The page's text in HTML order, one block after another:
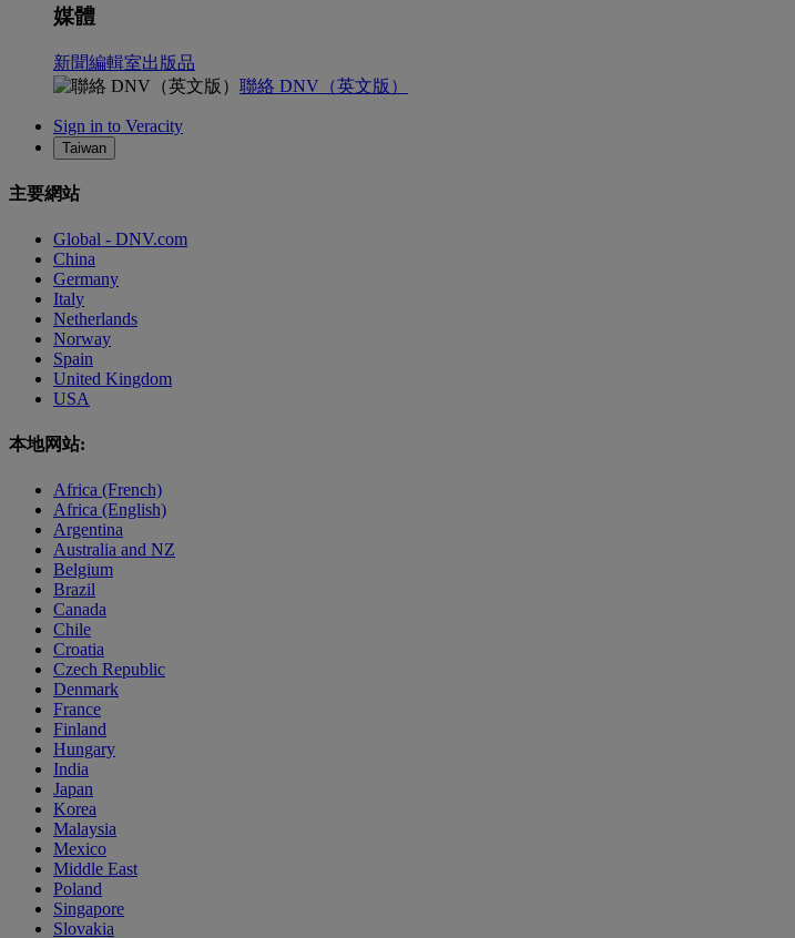
媒體
新聞編輯室出版品
聯絡 DNV（英文版）
Sign in to Veracity
Taiwan
主要網站
Global - DNV.com
China
Germany
Italy
Netherlands
Norway
Spain
United Kingdom
USA
本地网站:
Africa (French)
Africa (English)
Argentina
Australia and NZ
Belgium
Brazil
Canada
Chile
Croatia
Czech Republic
Denmark
France
Finland
Hungary
India
Japan
Korea
Malaysia
Mexico
Middle East
Poland
Singapore
Slovakia